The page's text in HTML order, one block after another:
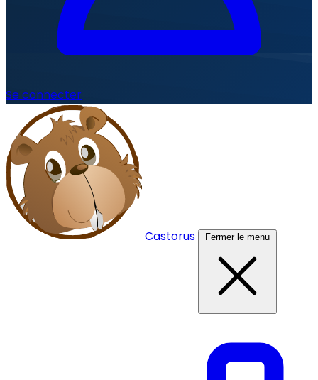
Se connecter
Castorus Fermer le menu